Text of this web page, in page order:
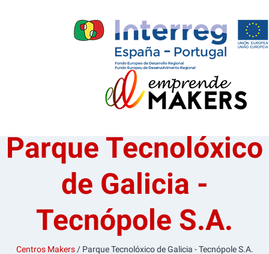
Parque Tecnolóxico
de Galicia -
Tecnópole S.A.
Centros Makers/ Parque Tecnolóxico de Galicia - Tecnópole S.A.